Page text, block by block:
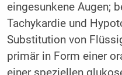
eingesunkene Augen;
Tachykardie und
Substitution von
primär in Form einer